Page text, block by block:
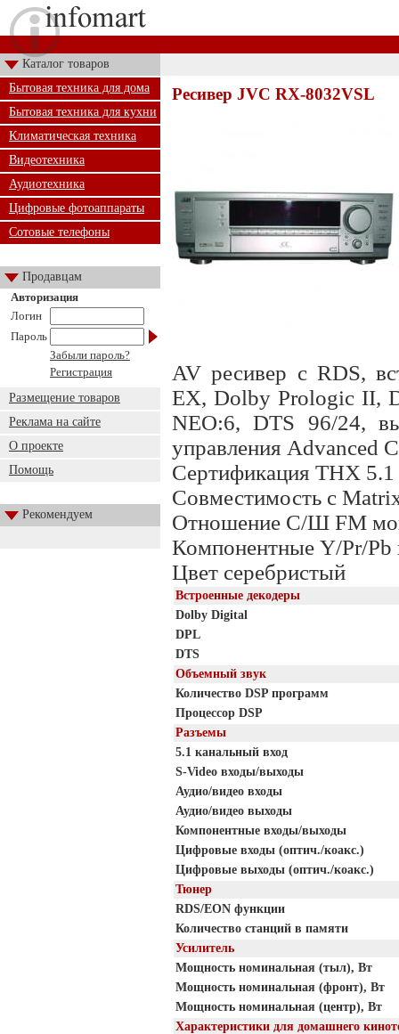
Каталог товаров
Бытовая техника для дома
Бытовая техника для кухни
Климатическая техника
Видеотехника
Аудиотехника
Цифровые фотоаппараты
Сотовые телефоны
Продавцам
Авторизация
Логин
Пароль
Забыли пароль?
Регистрация
Размещение товаров
Реклама на сайте
О проекте
Помощь
Рекомендуем
Ресивер JVC RX-8032VSL
AV ресивер с RDS,
EX, Dolby Prologic II,
NEO:6, DTS 96/24,
управления Advanced
Сертификация THX
Совместимость с
Отношение С/Ш FM
Компонентные Y/Pr/
Цвет серебристый
Встроенные декодеры
Dolby Digital
DPL
DTS
Объемный звук
Количество DSP программ
Процессор DSP
Разъемы
5.1 канальный вход
S-Video входы/выходы
Аудио/видео входы
Аудио/видео выходы
Компонентные входы/выходы
Цифровые входы (оптич./коакс.)
Цифровые выходы (оптич./коакс.)
Тюнер
RDS/EON функции
Количество станций в памяти
Усилитель
Мощность номинальная (тыл), Вт
Мощность номинальная (фронт), Вт
Мощность номинальная (центр), Вт
Характеристики для домашнего